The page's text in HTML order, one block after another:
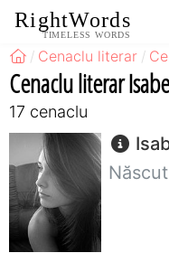
RightWords
TIMELESS WORDS
Cenaclu literar
Cenaclu literar
17 cenaclu